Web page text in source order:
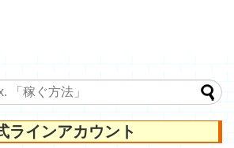
ラインアカウント